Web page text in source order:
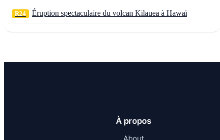
R24 Éruption spectaculaire du volcan Kilauea à Hawaï
À propos
About